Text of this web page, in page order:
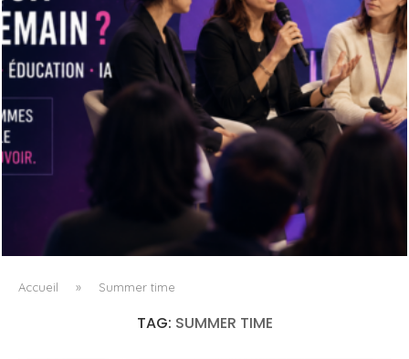
DANS LA TECH, LA PARITÉ N’EST PLUS UN SUJET D’IMAGE
MAIS DE...
Accueil » Summer time
TAG: SUMMER TIME